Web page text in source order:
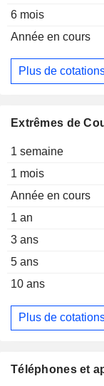
6 mois
Année en cours
Plus de
Extrêmes de
1 semaine
1 mois
Année en cours
1 an
3 ans
5 ans
10 ans
Plus de
Téléphones et